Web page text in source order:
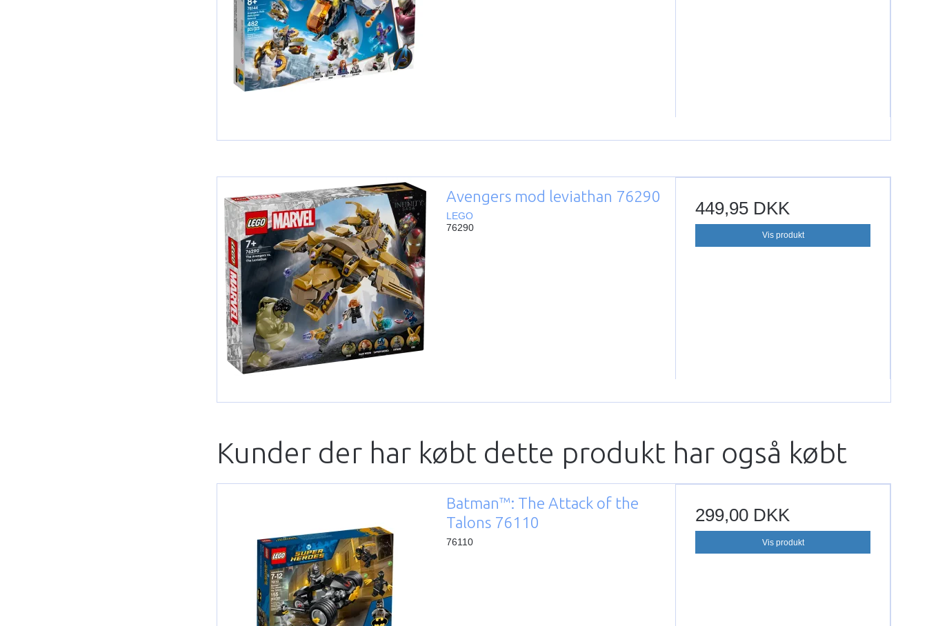
Avengers mod leviathan 76290
LEGO
76290
449,95 DKK
Vis produkt
Kunder der har købt dette produkt har også købt
Batman™: The Attack of the
Talons 76110
76110
299,00 DKK
Vis produkt